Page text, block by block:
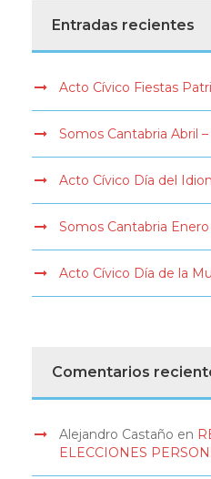
Entradas recientes
Acto Cívico Fiestas
Somos Cantabria Abril
Acto Cívico Día del
Somos Cantabria
Acto Cívico Día de la
Comentarios
Alejandro Castaño en
ELECCIONES